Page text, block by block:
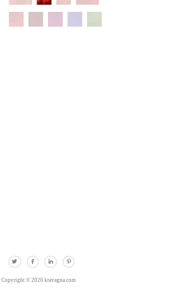
Copyright © 2020 kravagna.com